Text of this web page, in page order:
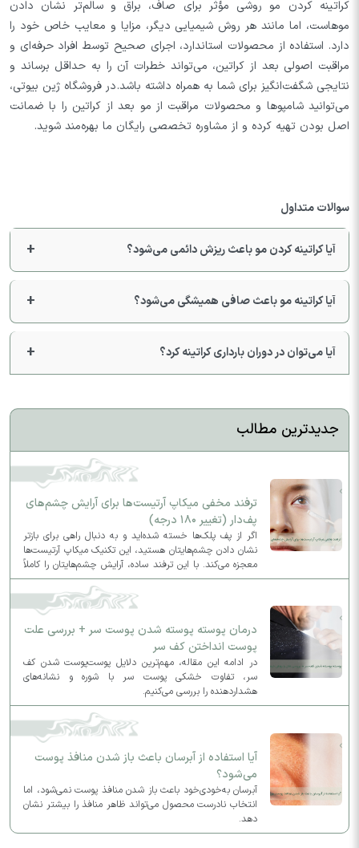
جدیدترین مطالب
ترفند مخفی میکاپ آرتیست‌ها برای آرایش چشم‌های
پف‌دار (تغییر ۱۸۰ درجه)
اگر از پف پلک‌ها خسته شده‌اید و به دنبال راهی برای بازتر
نشان دادن چشم‌هایتان هستید، این تکنیک میکاپ آرتیست‌ها
معجزه می‌کند. با این ترفند ساده، آرایش چشم‌هایتان را کاملاً
متحول کنید و ظاهری لیفت‌شده و جذاب به چهره بدهید.
درمان پوسته پوسته شدن پوست سر + بررسی علت
پوست انداختن کف سر
در ادامه این مقاله، مهم‌ترین دلایل پوست‌پوست شدن کف
سر، تفاوت خشکی پوست سر با شوره و نشانه‌های
هشداردهنده را بررسی می‌کنیم.
آیا استفاده از آبرسان باعث باز شدن منافذ پوست
می‌شود؟
آبرسان به‌خودی‌خود باعث باز شدن منافذ پوست نمی‌شود، اما
انتخاب نادرست محصول می‌تواند ظاهر منافذ را بیشتر نشان
دهد.
کراتینه کردن مو روشی مؤثر برای صاف، براق و سالم‌تر نشان دادن
موهاست، اما مانند هر روش شیمیایی دیگر، مزایا و معایب خاص خود را
دارد. استفاده از محصولات استاندارد، اجرای صحیح توسط افراد حرفه‌ای و
مراقبت اصولی بعد از کراتین، می‌تواند خطرات آن را به حداقل برساند و
نتایجی شگفت‌انگیز برای شما به همراه داشته باشد. در فروشگاه ژین بیوتی،
می‌توانید شامپوها و محصولات مراقبت از مو بعد از کراتین را با ضمانت
اصل بودن تهیه کرده و از مشاوره تخصصی رایگان ما بهره‌مند شوید.
سوالات متداول
آیا کراتینه کردن مو باعث ریزش دائمی می‌شود؟
آیا کراتینه مو باعث صافی همیشگی می‌شود؟
آیا می‌توان در دوران بارداری کراتینه کرد؟